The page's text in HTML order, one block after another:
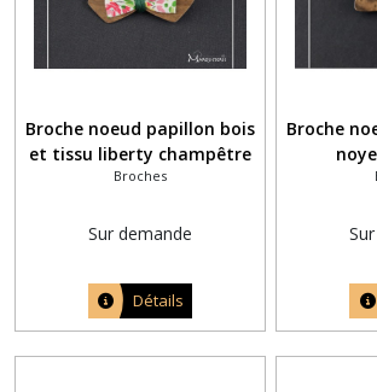
Broche noeud papillon bois
et tissu liberty champêtre
rouge vert jaune
Broches
Sur demande
Détails
Broche